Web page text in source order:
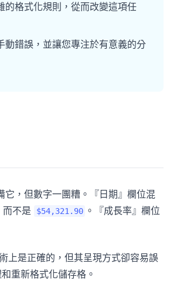
格式化規則，從而改變這項任
錯誤，並讓您專注於有意義的分
，但數字一團糟。『日期』欄位混
而不是 $54,321.90 。『成長率』欄位
上是正確的，但其呈現方式卻容易誤
重新格式化儲存格。